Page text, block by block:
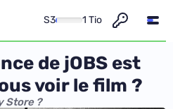
S3 1 Tio
de jOBS est
voir le film ?
Store ?